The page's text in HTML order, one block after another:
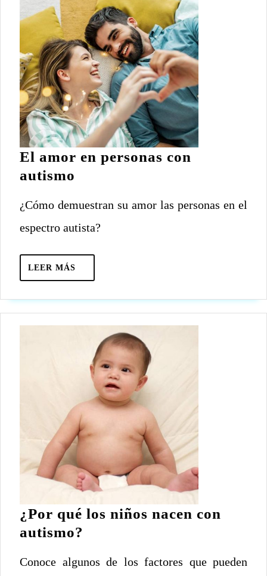
El amor en personas con
autismo
en
personas
¿Cómo demuestran su amor las personas en el
espectro autista?
LEER MÁS
MÁS
¿Por qué los niños nacen con
autismo?
los
Conoce algunos de los factores que pueden